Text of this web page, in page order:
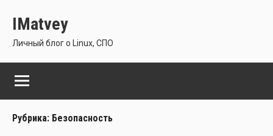
содержимому
IMatvey
Личный блог о Linux, СПО
Рубрика: Безопасность